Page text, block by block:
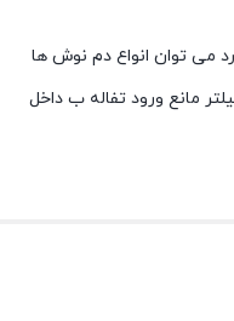
می توان انواع دم نوش ها
مانع ورود تفاله ب داخل